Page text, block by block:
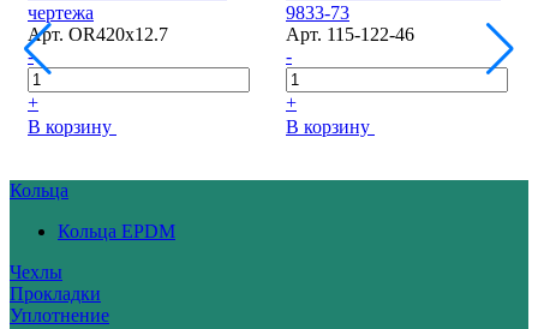
чертежа
Арт. ОR420x12.7
-
+
В корзину
9833-73
Арт. 115-122-46
-
+
В корзину
Кольца
Кольца EPDM
Чехлы
Прокладки
Уплотнение